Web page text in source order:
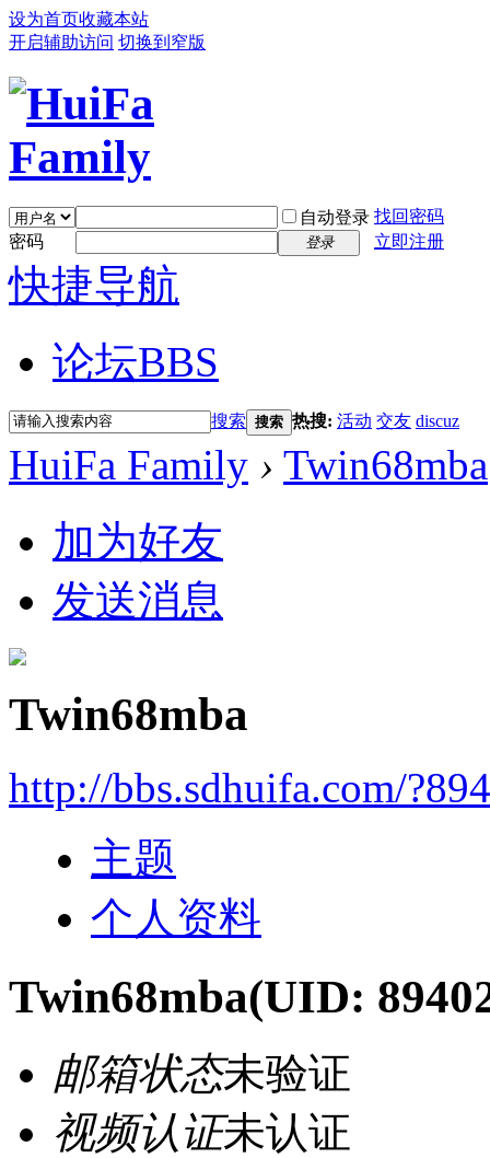
设为首页收藏本站
开启辅助访问 切换到窄版
自动登录 找回密码
密码
登录 立即注册
快捷导航
论坛BBS
搜索 搜索 热搜: 活动 交友 discuz
HuiFa Family › Twin68mba
加为好友
发送消息
Twin68mba
http://bbs.sdhuifa.com/
主题
个人资料
Twin68mba(UID:
邮箱状态未验证
视频认证未认证